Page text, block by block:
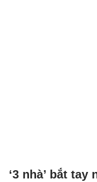
‘3 nhà’ bắt